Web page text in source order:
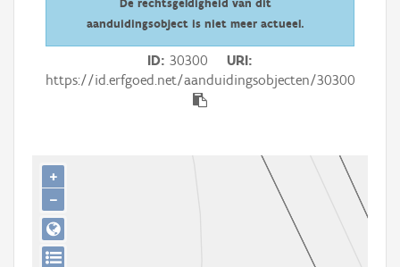
Downloads
De rechtsgeldigheid van dit
aanduidingsobject is niet meer actueel.
ID 30300
URI
https://id.erfgoed.net/aanduidingsobjecten/30300
+
−